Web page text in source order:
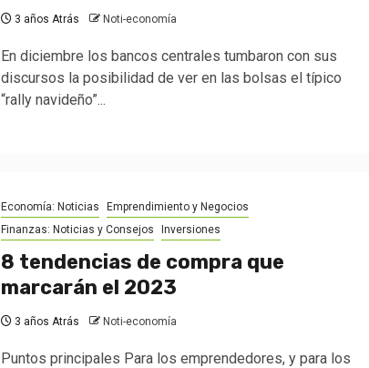
3 años Atrás Noti-economía
En diciembre los bancos centrales tumbaron con sus
discursos la posibilidad de ver en las bolsas el típico
“rally navideño”...
Economía: Noticias
Emprendimiento y Negocios
Finanzas: Noticias y Consejos
Inversiones
8 tendencias de compra que
marcarán el 2023
3 años Atrás Noti-economía
Puntos principales Para los emprendedores, y para los